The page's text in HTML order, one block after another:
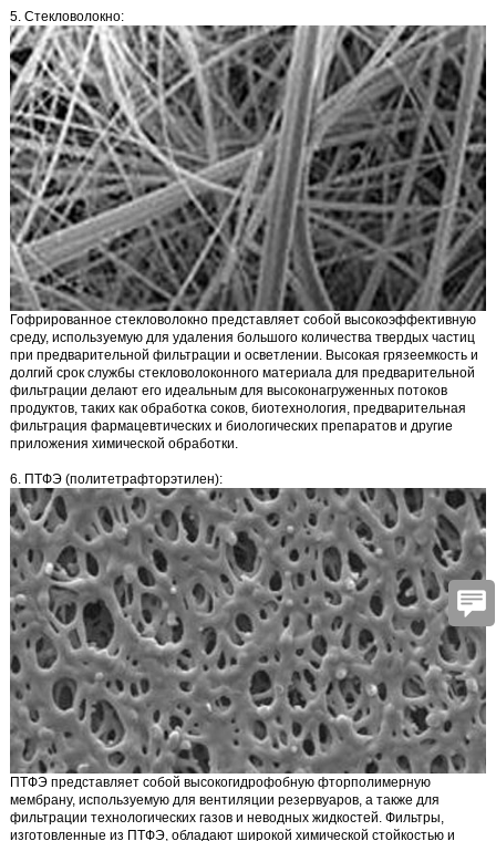
5. Стекловолокно:
Гофрированное стекловолокнопредставляет собой высокоэффективную
среду, используемую для удаления большого количества твердых частиц
при предварительной фильтрации и осветлении. Высокая грязеемкость и
долгий срок службы стекловолоконного материала для предварительной
фильтрации делают его идеальным для высоконагруженных потоков
продуктов, таких как обработка соков, биотехнология, предварительная
фильтрация фармацевтических и биологических препаратов и другие
приложения химической обработки.
6. ПТФЭ (политетрафторэтилен):
ПТФЭпредставляет собой высокогидрофобную фторполимерную
мембрану, используемую для вентиляции резервуаров, а также для
фильтрации технологических газов и неводных жидкостей. Фильтры,
изготовленные из ПТФЭ, обладают широкой химической стойкостью и